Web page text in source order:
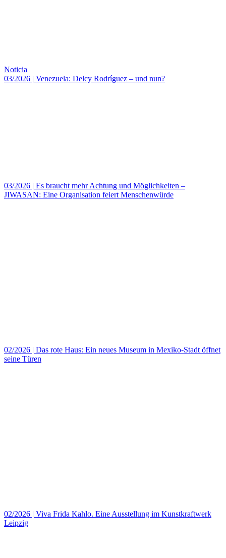
Noticia
03/2026 | Venezuela: Delcy Rodríguez – und nun?
03/2026 | Es braucht mehr Achtung und Möglichkeiten –
JIWASAN: Eine Organisation feiert Menschenwürde
02/2026 | Das rote Haus: Ein neues Museum in Mexiko‑Stadt öffnet
seine Türen
02/2026 | Viva Frida Kahlo. Eine Ausstellung im Kunstkraftwerk
Leipzig